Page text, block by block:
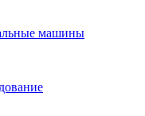
машины